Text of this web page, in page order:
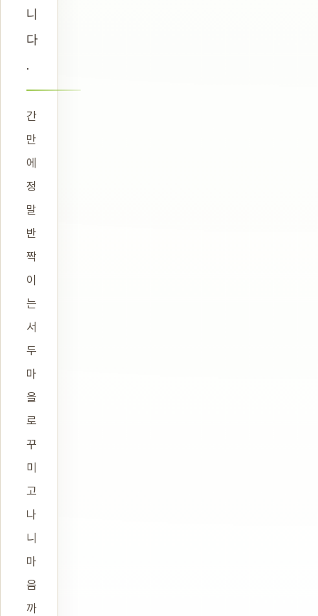
니
다
.
간
만
에
정
말
반
짝
이
는
서
두
마
을
로
꾸
미
고
나
니
마
음
까